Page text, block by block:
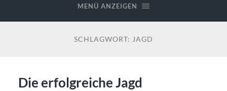
MENÜ ANZEIGEN
SCHLAGWORT: JAGD
Die erfolgreiche Jagd